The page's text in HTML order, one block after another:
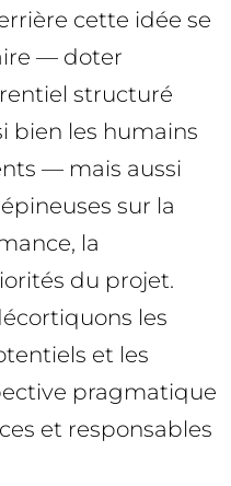
cette idée se
— doter
structuré
bien les humains
— mais aussi
sur la
la
du projet.
les
et les
pragmatique
et responsables